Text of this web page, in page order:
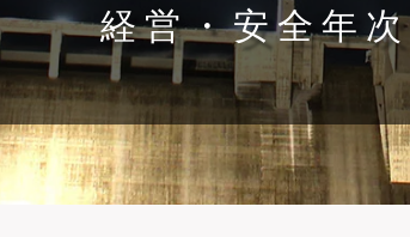
経営・安全年